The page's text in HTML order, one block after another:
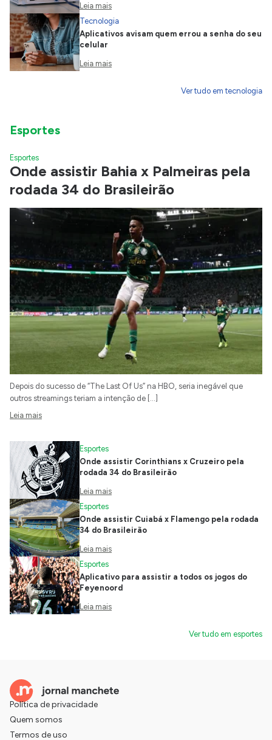
Leia mais
Tecnologia
Aplicativos avisam quem errou a senha do seu
celular
Leia mais
Ver tudo em tecnologia
Esportes
Esportes
Onde assistir Bahia x Palmeiras pela
rodada 34 do Brasileirão
Depois do sucesso de “The Last Of Us” na HBO, seria inegável que
outros streamings teriam a intenção de […]
Leia mais
Esportes
Onde assistir Corinthians x Cruzeiro pela
rodada 34 do Brasileirão
Leia mais
Esportes
Onde assistir Cuiabá x Flamengo pela rodada
34 do Brasileirão
Leia mais
Esportes
Aplicativo para assistir a todos os jogos do
Feyenoord
Leia mais
Ver tudo em esportes
Política de privacidade
Quem somos
Termos de uso